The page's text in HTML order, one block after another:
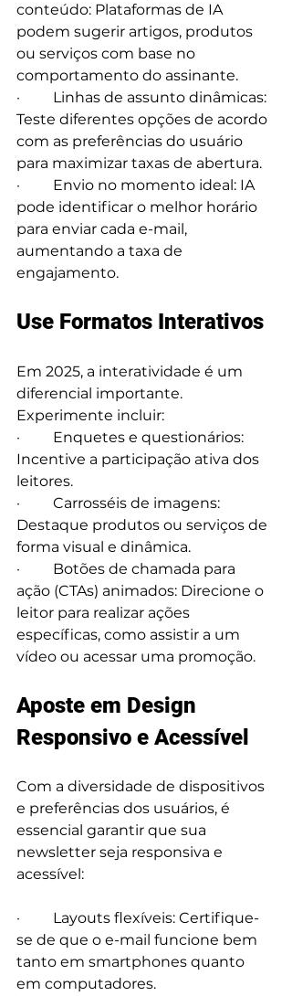
conteúdo: Plataformas de IA
podem sugerir artigos, produtos
ou serviços com base no
comportamento do assinante.
·         Linhas de assunto dinâmicas:
Teste diferentes opções de acordo
com as preferências do usuário
para maximizar taxas de abertura.
·         Envio no momento ideal: IA
pode identificar o melhor horário
para enviar cada e-mail,
aumentando a taxa de
engajamento.
Use Formatos Interativos
Em 2025, a interatividade é um
diferencial importante.
Experimente incluir:
·         Enquetes e questionários:
Incentive a participação ativa dos
leitores.
·         Carrosséis de imagens:
Destaque produtos ou serviços de
forma visual e dinâmica.
·         Botões de chamada para
ação (CTAs) animados: Direcione o
leitor para realizar ações
específicas, como assistir a um
vídeo ou acessar uma promoção.
Aposte em Design
Responsivo e Acessível
Com a diversidade de dispositivos
e preferências dos usuários, é
essencial garantir que sua
newsletter seja responsiva e
acessível:
·         Layouts flexíveis: Certifique-
se de que o e-mail funcione bem
tanto em smartphones quanto
em computadores.